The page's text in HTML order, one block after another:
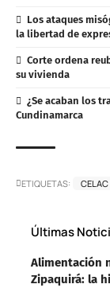
Los ataques
la libertad de
Corte ordena
su vivienda
¿Se acaban los
Cundinamarca
ETIQUETAS: CELAC
Últimas
Alimentación
Zipaquirá: la